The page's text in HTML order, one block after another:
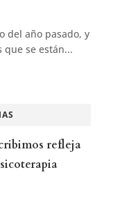
del año pasado, y
se están...
refleja